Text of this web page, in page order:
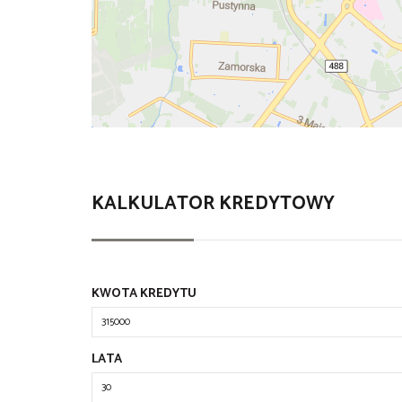
KALKULATOR KREDYTOWY
KWOTA KREDYTU
LATA